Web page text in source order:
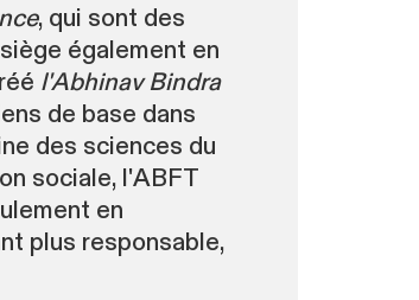
, qui sont des
également en
l'Abhinav Bindra
de base dans
des sciences du
sociale, l'ABFT
en
plus responsable,